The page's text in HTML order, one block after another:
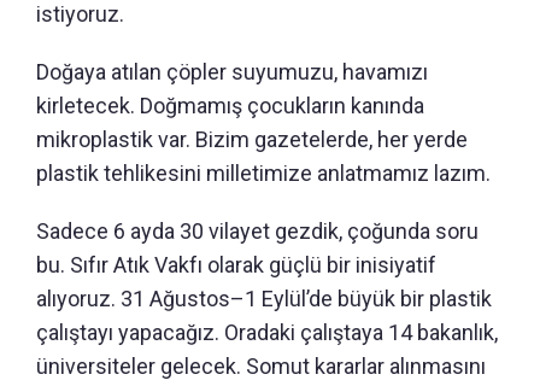
istiyoruz.
Doğaya atılan çöpler suyumuzu, havamızı
kirletecek. Doğmamış çocukların kanında
mikroplastik var. Bizim gazetelerde, her yerde
plastik tehlikesini milletimize anlatmamız lazım.
Sadece 6 ayda 30 vilayet gezdik, çoğunda soru
bu. Sıfır Atık Vakfı olarak güçlü bir inisiyatif
alıyoruz. 31 Ağustos–1 Eylül’de büyük bir plastik
çalıştayı yapacağız. Oradaki çalıştaya 14 bakanlık,
üniversiteler gelecek. Somut kararlar alınmasını